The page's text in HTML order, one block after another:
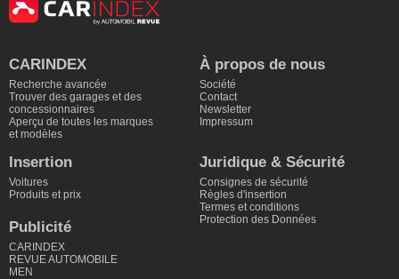
CARINDEX
Recherche avancée
Trouver des garages et des
concessionnaires
Aperçu de toutes les marques
et modèles
À propos de nous
Société
Contact
Newsletter
Impressum
Insertion
Voitures
Produits et prix
Publicité
CARINDEX
REVUE AUTOMOBILE
MEN
Juridique & Sécurité
Consignes de sécurité
Règles d'insertion
Termes et conditions
Protection des Données